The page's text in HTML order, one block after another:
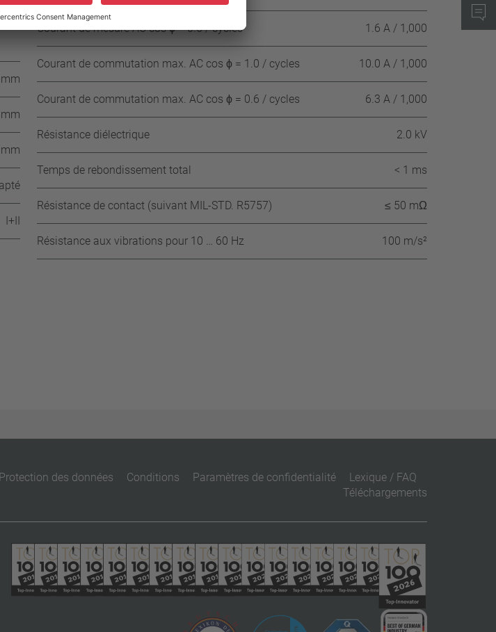
°C
I+II
Courant de mesure AC cos ϕ = 0.6 / cycles 1.6 A / 1,000
Courant de commutation max. AC cos ϕ = 1.0 / cycles 10.0 A / 1,000
Courant de commutation max. AC cos ϕ = 0.6 / cycles 6.3 A / 1,000
Résistance diélectrique 2.0 kV
Temps de rebondissement total < 1 ms
Résistance de contact (suivant MIL-STD. R5757) ≤ 50 mΩ
Résistance aux vibrations pour 10 … 60 Hz 100 m/s²
Protection des données Conditions Paramètres de confidentialité
Lexique / FAQ
Téléchargements